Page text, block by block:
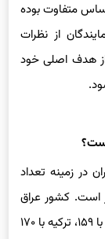
از نظرات
هدف اصلی خود
در زمینه تعداد
است. کشور عراق
با ۱۲۹، گرجستان با ۲۳۲، مصر با ۱۵۹، ترکیه با ۱۷۰
جمعیت نسبت به کشور